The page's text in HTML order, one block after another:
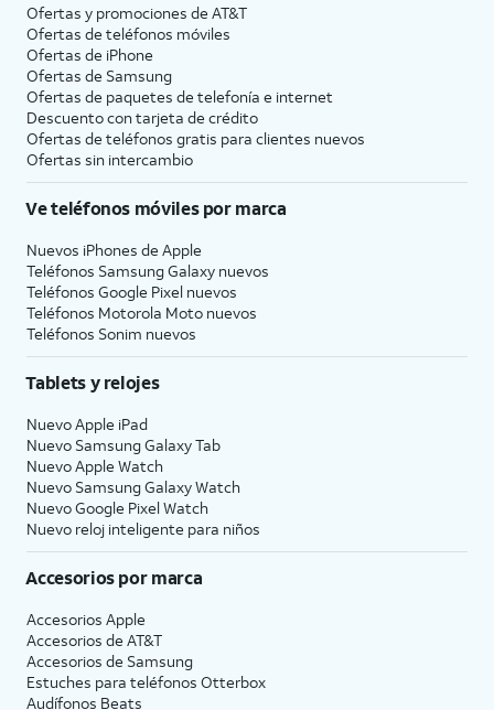
Ofertas y promociones de AT&T
Ofertas de teléfonos móviles
Ofertas de iPhone
Ofertas de Samsung
Ofertas de paquetes de telefonía e internet
Descuento con tarjeta de crédito
Ofertas de teléfonos gratis para clientes nuevos
Ofertas sin intercambio
Ve teléfonos móviles por marca
Nuevos iPhones de Apple
Teléfonos Samsung Galaxy nuevos
Teléfonos Google Pixel nuevos
Teléfonos Motorola Moto nuevos
Teléfonos Sonim nuevos
Tablets y relojes
Nuevo Apple iPad
Nuevo Samsung Galaxy Tab
Nuevo Apple Watch
Nuevo Samsung Galaxy Watch
Nuevo Google Pixel Watch
Nuevo reloj inteligente para niños
Accesorios por marca
Accesorios Apple
Accesorios de AT&T
Accesorios de Samsung
Estuches para teléfonos Otterbox
Audífonos Beats